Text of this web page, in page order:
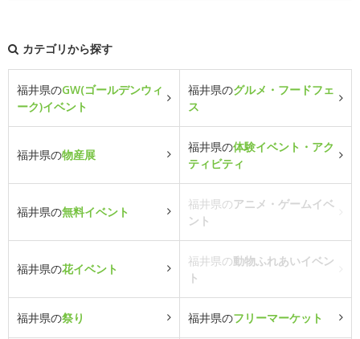
カテゴリから探す
福井県のGW(ゴールデンウィ
ーク)イベント
福井県のグルメ・フードフェ
ス
福井県の物産展
福井県の体験イベント・アク
ティビティ
福井県の無料イベント
福井県のアニメ・ゲームイベ
ント
福井県の花イベント
福井県の動物ふれあいイベン
ト
福井県の祭り 福井県のフリーマーケット